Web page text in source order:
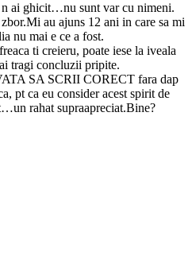
ai ghicit…nu sunt var cu nimeni.
au ajuns 12 ani in care sa mi
nu mai e ce a fost.
ti creieru, poate iese la iveala
tragi concluzii pripite.
SA SCRII CORECT fara dap
pt ca eu consider acest spirit de
rahat supraapreciat.Bine?